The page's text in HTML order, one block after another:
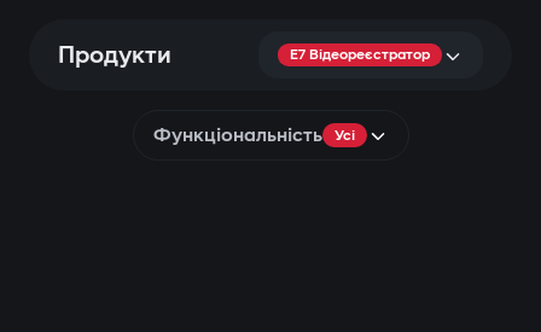
Продукти E7 Відеореєстратор
Функціональність Усі